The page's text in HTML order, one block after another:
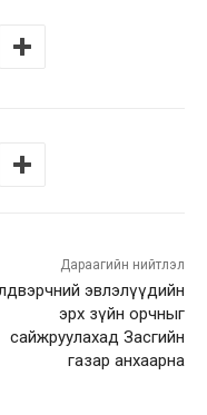
Дараагийн нийтлэл
эвлэлүүдийн
эрх зүйн орчныг
сайжруулахад Засгийн
газар анхаарна